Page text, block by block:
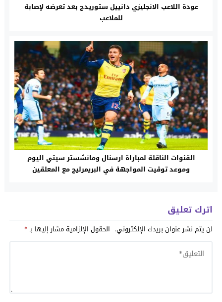
عودة اللاعب الانجليزي دانييل ستوريدج بعد تعرضه لإصابة
للملاعب
القنوات الناقلة لمباراة ارسنال ومانشستر سيتي اليوم
وموعد توقيت المواجهة في البريمرليج مع المعلقين
اترك تعليق
لن يتم نشر عنوان بريدك الإلكتروني. الحقول الإلزامية مشار إليها بـ*